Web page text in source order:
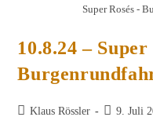
Super Rosés -
10.8.24 –
Beitrags-
Klaus Rössler
Beitrag
9. Juli